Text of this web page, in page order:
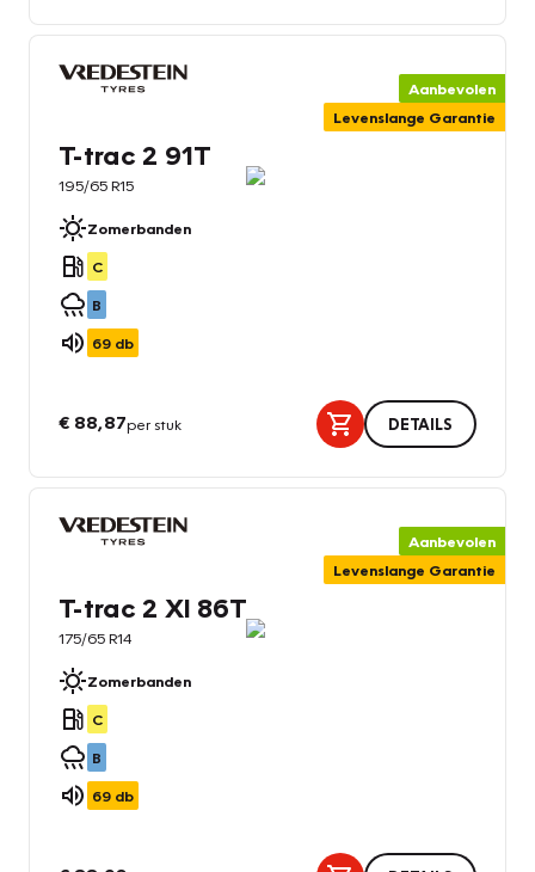
Aanbevolen
Levenslange Garantie
T-trac 2 91T
195/65 R15
Zomerbanden
C
B
69 db
€ 88,87per stuk DETAILS
Aanbevolen
Levenslange Garantie
T-trac 2 Xl 86T
175/65 R14
Zomerbanden
C
B
69 db